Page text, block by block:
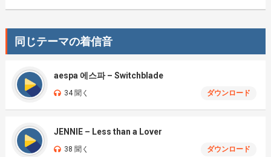
同じテーマの着信音
aespa 에스파 – Switchblade
34 聞く ダウンロード
JENNIE – Less than a Lover
38 聞く ダウンロード